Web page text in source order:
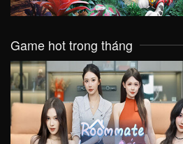
Game hot trong tháng
VIEW